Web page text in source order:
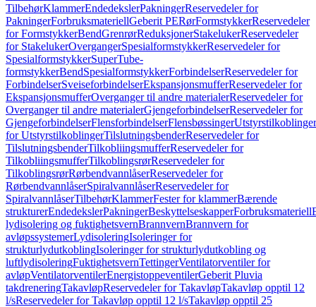
TilbehørKlammerEndedekslerPakningerReservedeler for
PakningerForbruksmateriellGeberit PERørFormstykkerReservedeler
for FormstykkerBendGrenrørReduksjonerStakelukerReservedeler
for StakelukerOvergangerSpesialformstykkerReservedeler for
SpesialformstykkerSuperTube-
formstykkerBendSpesialformstykkerForbindelserReservedeler for
ForbindelserSveiseforbindelserEkspansjonsmufferReservedeler for
EkspansjonsmufferOverganger til andre materialerReservedeler for
Overganger til andre materialerGjengeforbindelserReservedeler for
GjengeforbindelserFlensforbindelserFlensbøssingerUtstyrstilkoblinger
for UtstyrstilkoblingerTilslutningsbenderReservedeler for
TilslutningsbenderTilkobliingsmufferReservedeler for
TilkobliingsmufferTilkoblingsrørReservedeler for
TilkoblingsrørRørbendvannlåserReservedeler for
RørbendvannlåserSpiralvannlåserReservedeler for
SpiralvannlåserTilbehørKlammerFester for klammerBærende
strukturerEndedekslerPakningerBeskyttelseskapperForbruksmateriell
lydisolering og fuktighetsvernBrannvernBrannvern for
avløpssystemerLydisoleringIsoleringer for
strukturlydutkoblingIsoleringer for strukturlydutkobling og
luftlydisoleringFuktighetsvernTettingerVentilatorventiler for
avløpVentilatorventilerEnergistoppeventilerGeberit Pluvia
takdreneringTakavløpReservedeler for TakavløpTakavløp opptil 12
l/sReservedeler for Takavløp opptil 12 l/sTakavløp opptil 25